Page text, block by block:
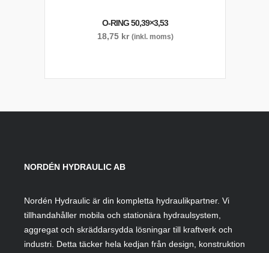
O-RING 50,39×3,53
18,75 kr (inkl. moms)
NORDÉN HYDRAULIC AB
Nordén Hydraulic är din kompletta hydraulikpartner. Vi
tillhandahåller mobila och stationära hydraulsystem,
aggregat och skräddarsydda lösningar till kraftverk och
industri. Detta täcker hela kedjan från design, konstruktion